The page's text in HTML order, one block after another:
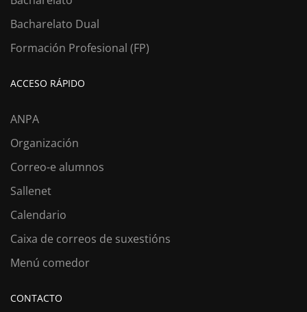
Bacharelato Dual
Formación Profesional (FP)
ACCESO RÁPIDO
ANPA
Organización
Correo-e alumnos
Sallenet
Calendario
Caixa de correos de suxestións
Menú comedor
CONTACTO